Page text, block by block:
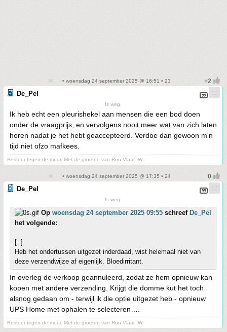
• woensdag 24 september 2025 @ 16:51 • 23
De_Pel
Is weg.
Ik heb echt een pleurishekel aan mensen die een bod doen
onder de vraagprijs, en vervolgens nooit meer wat van zich laten
horen nadat je het hebt geaccepteerd. Verdoe dan gewoon m'n
tijd niet ofzo mafkees.
Bestuur tegen de muur. Met de groeten van Ron Vlaar :W
• woensdag 24 september 2025 @ 17:35 • 24
De_Pel
Is weg.
Op woensdag 24 september 2025 09:55 schreef De_Pel
het volgende:
[..]
Heb het ondertussen uitgezet inderdaad, wist helemaal niet van
deze verzendwijze af eigenlijk. Bloedirritant.
In overleg de verkoop geannuleerd, zodat ze hem opnieuw kan
kopen met andere verzending. Krijgt die domme kut het toch
alsnog gedaan om - terwijl ik die optie uitgezet heb - opnieuw
UPS Home met ophalen te selecteren….
Bestuur tegen de muur. Met de groeten van Ron Vlaar :W